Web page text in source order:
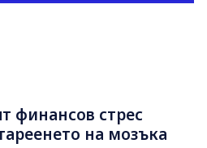
финансов стрес
на мозъка